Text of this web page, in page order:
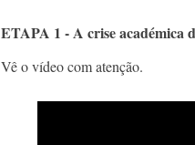
ETAPA 1 - A crise académica
Vê o vídeo com atenção.